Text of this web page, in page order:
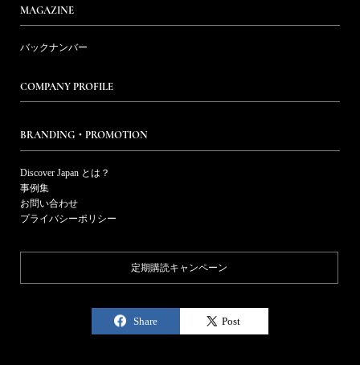
MAGAZINE
バックナンバー
COMPANY PROFILE
BRANDING・PROMOTION
Discover Japan とは？
事例集
お問い合わせ
プライバシーポリシー
定期購読キャンペーン
Share Post